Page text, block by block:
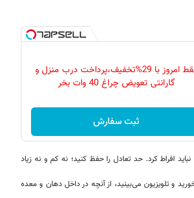
فقط امروز با 29%تخفیف،پرداخت درب منزل و
گارانتی تعویض چراغ 40 وات بخر
ثبت سفارش
افراط کرد. حد تعادل را حفظ کنید؛ نه کم و نه زیاد
و تلویزیون می‌بینید، از آنچه در داخل دهان و معده